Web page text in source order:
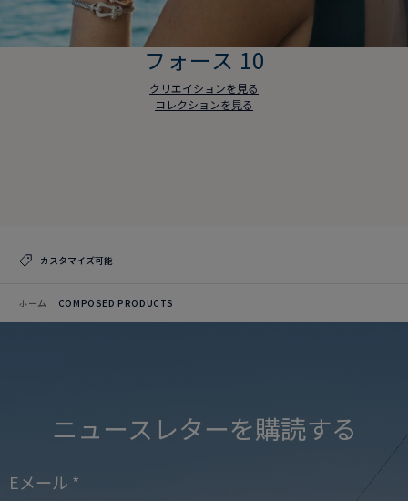
フォース 10
クリエイションを見る
コレクションを見る
カスタマイズ可能
ホーム COMPOSED PRODUCTS
ニュースレターを購読する